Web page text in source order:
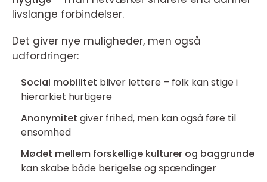
livslange forbindelser.
Det giver nye muligheder, men også
udfordringer:
Social mobilitet bliver lettere – folk kan stige i
hierarkiet hurtigere
Anonymitet giver frihed, men kan også føre til
ensomhed
Mødet mellem forskellige kulturer og baggrunde
kan skabe både berigelse og spændinger